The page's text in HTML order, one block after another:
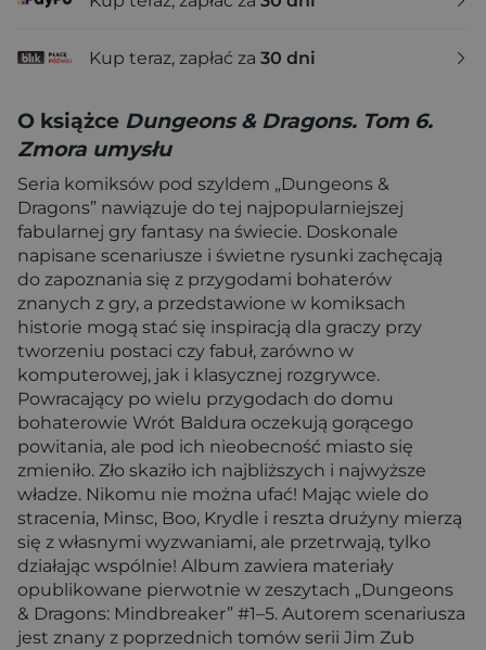
Kup teraz, zapłać za 30 dni
O książce Dungeons & Dragons. Tom 6.
Zmora umysłu
Seria komiksów pod szyldem „Dungeons &
Dragons” nawiązuje do tej najpopularniejszej
fabularnej gry fantasy na świecie. Doskonale
napisane scenariusze i świetne rysunki zachęcają
do zapoznania się z przygodami bohaterów
znanych z gry, a przedstawione w komiksach
historie mogą stać się inspiracją dla graczy przy
tworzeniu postaci czy fabuł, zarówno w
komputerowej, jak i klasycznej rozgrywce.
Powracający po wielu przygodach do domu
bohaterowie Wrót Baldura oczekują gorącego
powitania, ale pod ich nieobecność miasto się
zmieniło. Zło skaziło ich najbliższych i najwyższe
władze. Nikomu nie można ufać! Mając wiele do
stracenia, Minsc, Boo, Krydle i reszta drużyny mierzą
się z własnymi wyzwaniami, ale przetrwają, tylko
działając wspólnie! Album zawiera materiały
opublikowane pierwotnie w zeszytach „Dungeons
& Dragons: Mindbreaker” #1–5. Autorem scenariusza
jest znany z poprzednich tomów serii Jim Zub